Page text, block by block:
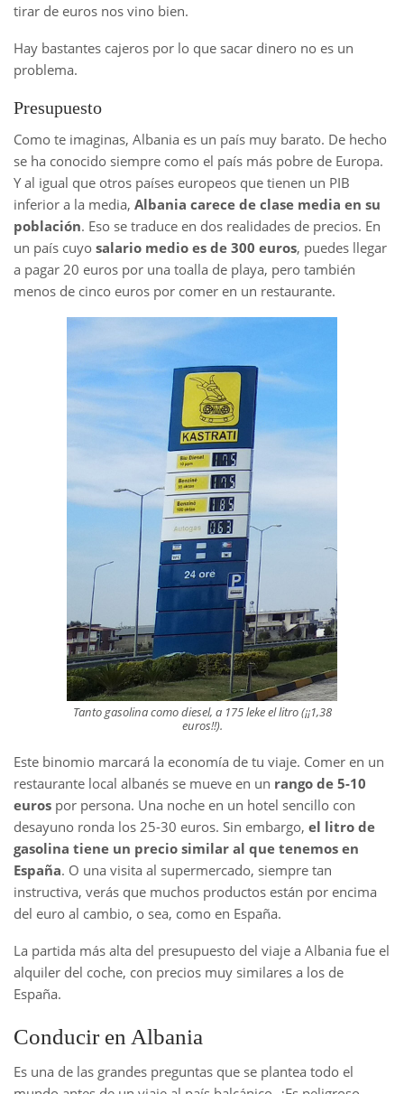
tirar de euros nos vino bien.
Hay bastantes cajeros por lo que sacar dinero no es un
problema.
Presupuesto
Como te imaginas, Albania es un país muy barato. De hecho
se ha conocido siempre como el país más pobre de Europa.
Y al igual que otros países europeos que tienen un PIB
inferior a la media, Albania carece de clase media en su
población. Eso se traduce en dos realidades de precios. En
un país cuyo salario medio es de 300 euros, puedes llegar
a pagar 20 euros por una toalla de playa, pero también
menos de cinco euros por comer en un restaurante.
Tanto gasolina como diesel, a 175 leke el litro (¡¡1,38
euros!!).
Este binomio marcará la economía de tu viaje. Comer en un
restaurante local albanés se mueve en un rango de 5-10
euros por persona. Una noche en un hotel sencillo con
desayuno ronda los 25-30 euros. Sin embargo, el litro de
gasolina tiene un precio similar al que tenemos en
España. O una visita al supermercado, siempre tan
instructiva, verás que muchos productos están por encima
del euro al cambio, o sea, como en España.
La partida más alta del presupuesto del viaje a Albania fue el
alquiler del coche, con precios muy similares a los de
España.
Conducir en Albania
Es una de las grandes preguntas que se plantea todo el